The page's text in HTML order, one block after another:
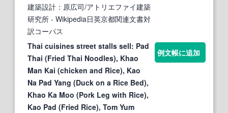
建築設計：原広司/アトリエファイ建築
研究所 - Wikipedia日英京都関連文書対
訳コーパス
Thai cuisines street stalls sell: Pad
Thai (Fried Thai Noodles), Khao
Man Kai (chicken and Rice), Kao
Na Pad Yang (Duck on a Rice Bed),
Khao Ka Moo (Pork Leg with Rice),
Kao Pad (Fried Rice), Tom Yum
例文帳に追加